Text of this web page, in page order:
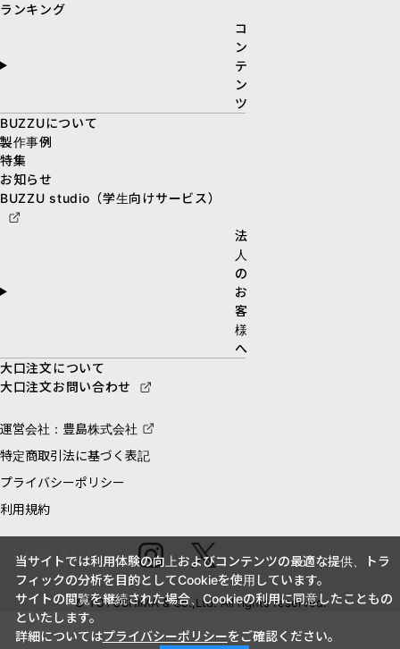
ランキング
コ
ン
テ
ン
ツ
BUZZUについて
製作事例
特集
お知らせ
BUZZU studio（学生向けサービス）
法
人
の
お
客
様
へ
大口注文について
大口注文お問い合わせ
運営会社：豊島株式会社
特定商取引法に基づく表記
プライバシーポリシー
利用規約
お問い合わせ
© TOYOSHIMA & Co.,Ltd. All rights reserved.
当サイトでは利用体験の向上およびコンテンツの最適な提供、トラ
フィックの分析を目的としてCookieを使用しています。
サイトの閲覧を継続された場合、Cookieの利用に同意したこともの
といたします。
詳細についてはプライバシーポリシーをご確認ください。